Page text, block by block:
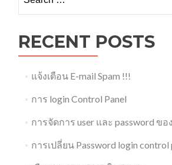
for:
RECENT POSTS
แจ้งเตือน E-mail Spam !!!
การ login Control Panel
การจัดการ user และ password ขอ
การเปลี่ยน Password login control